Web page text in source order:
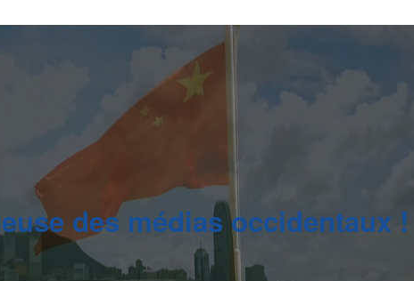
des médias occidentaux !